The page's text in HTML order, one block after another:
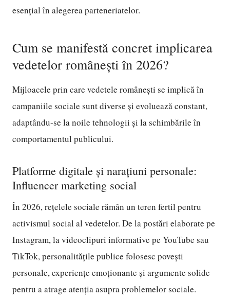
esențial în alegerea parteneriatelor.
Cum se manifestă concret implicarea
vedetelor românești în 2026?
Mijloacele prin care vedetele românești se implică în
campaniile sociale sunt diverse și evoluează constant,
adaptându-se la noile tehnologii și la schimbările în
comportamentul publicului.
Platforme digitale și narațiuni personale:
Influencer marketing social
În 2026, rețelele sociale rămân un teren fertil pentru
activismul social al vedetelor. De la postări elaborate pe
Instagram, la videoclipuri informative pe YouTube sau
TikTok, personalitățile publice folosesc povești
personale, experiențe emoționante și argumente solide
pentru a atrage atenția asupra problemelor sociale.